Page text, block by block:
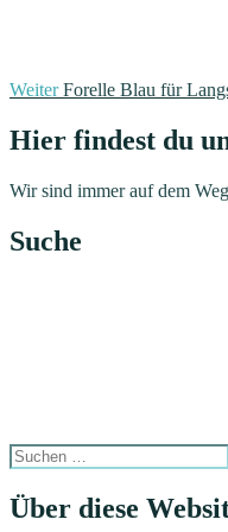
Weiter Forelle Blau für
Hier findest du
Wir sind immer auf dem
Suche
Über diese